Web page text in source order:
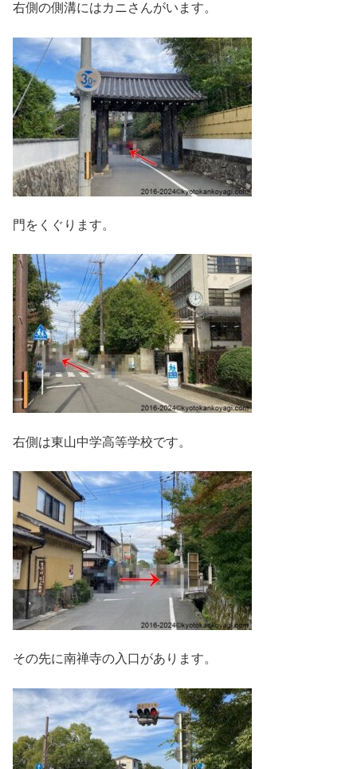
右側の側溝にはカニさんがいます。
門をくぐります。
右側は東山中学高等学校です。
その先に南禅寺の入口があります。